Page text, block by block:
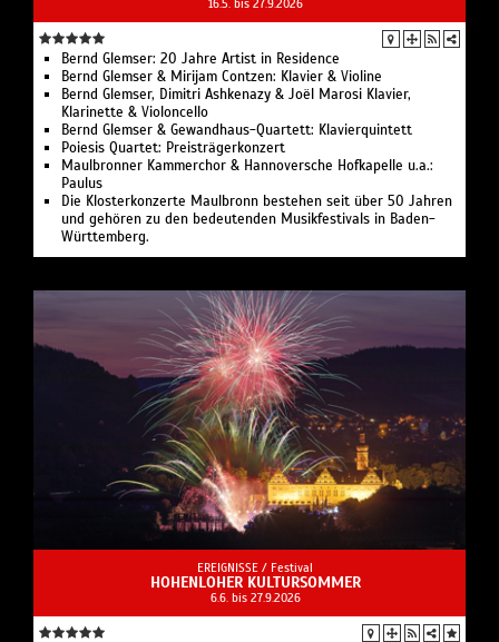
16.5. bis 27.9.2026
Bernd Glemser: 20 Jahre Artist in Residence
Bernd Glemser & Mirijam Contzen: Klavier & Violine
Bernd Glemser, Dimitri Ashkenazy & Joël Marosi Klavier,
Klarinette & Violoncello
Bernd Glemser & Gewandhaus-Quartett: Klavierquintett
Poiesis Quartet: Preisträgerkonzert
Maulbronner Kammerchor & Hannoversche Hofkapelle u.a.:
Paulus
Die Klosterkonzerte Maulbronn bestehen seit über 50 Jahren
und gehören zu den bedeutenden Musikfestivals in Baden-
Württemberg.
EREIGNISSE / Festival
HOHENLOHER KULTURSOMMER
6.6. bis 27.9.2026